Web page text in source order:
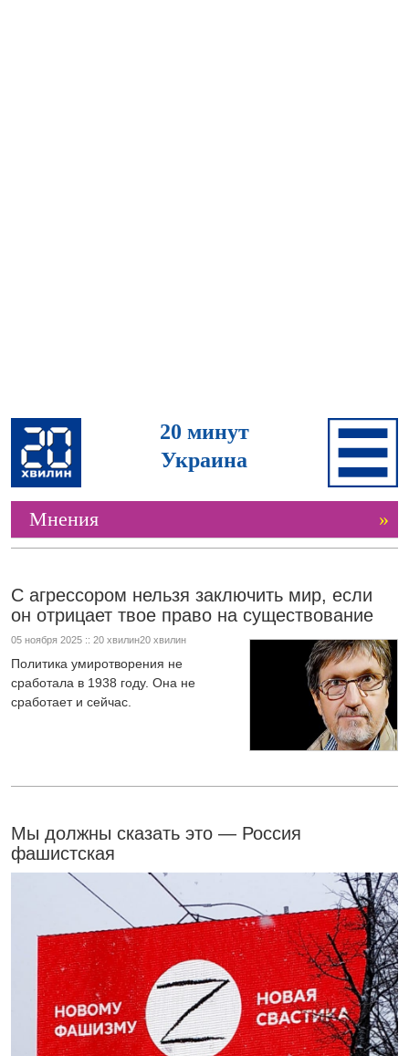
20 минут
Украина
Мнения »
С агрессором нельзя заключить мир, если
он отрицает твое право на существование
05 ноября 2025 :: 20 хвилин20 хвилин
Политика умиротворения не
сработала в 1938 году. Она не
сработает и сейчас.
Мы должны сказать это — Россия
фашистская